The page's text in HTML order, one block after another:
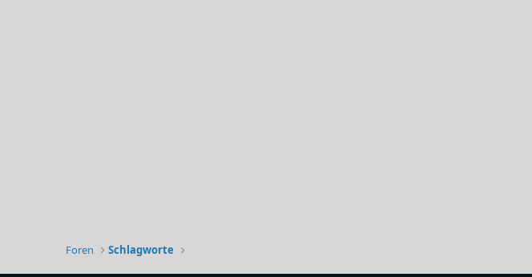
Foren Schlagworte